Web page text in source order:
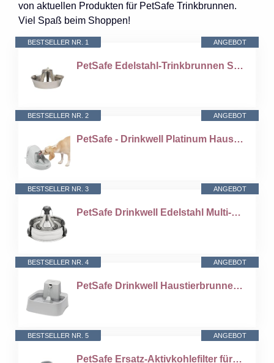
von aktuellen Produkten für PetSafe Trinkbrunnen.
Viel Spaß beim Shoppen!
ANGEBOT
BESTSELLER NR. 1
PetSafe Edelstahl-Trinkbrunnen Seaside, Sauberes Trinkwasser für Katzen und Hunde, Leiser Betrieb, 1,8 L Wasserkapazität.
ANGEBOT
BESTSELLER NR. 2
PetSafe - Drinkwell Platinum Haustierbrunnen - Fördert das Trinken - Kohlenstofffilter Entfernt Gerüche - Einstellbarer Wasserstrahl - BPA-frei - 5 L Wassertankkapazität - Einfach zu Reinigen
ANGEBOT
BESTSELLER NR. 3
PetSafe Drinkwell Edelstahl Multi-Pet Trinkbrunnen - Zweifache Filtration - Entfernt Haare & Gerüche - Kratzfest & Rostfrei - Für mehrere Haustiere - Einstellbarer Wasserfluss - 3,8 Liter Kapazität
ANGEBOT
BESTSELLER NR. 4
PetSafe Drinkwell Haustierbrunnen -Trinkbrunnen für Katzen und Hunde mit Wasserfall-Funktion - Fördert die Flüssigkeitsaufnahme und schützt empfindliche Schnurrhaare - 7,5 Liter Fassungsvermögen
ANGEBOT
BESTSELLER NR. 5
PetSafe Ersatz-Aktivkohlefilter für Drinkwell-Keramik-Trinkbrunnen, Sauberes Trinkwasser für Hunde und Katzen, 4er Pack